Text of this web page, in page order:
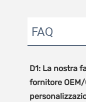
FAQ
D1: La nostra
fornitore